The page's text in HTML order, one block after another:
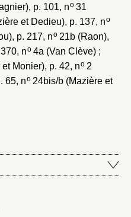
p. 101, no31
et Dedieu), p. 137, no
p. 217, no21b (Raon),
no4a (Van Clève) ;
Monier), p. 42, no2
65, no24bis/b (Mazière et